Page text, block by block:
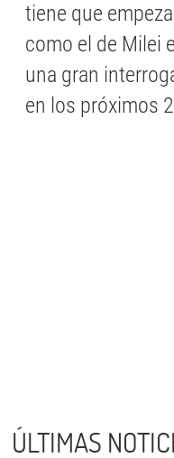
tiene que
como el de Milei
una gran
en los próximos
ÚLTIMAS